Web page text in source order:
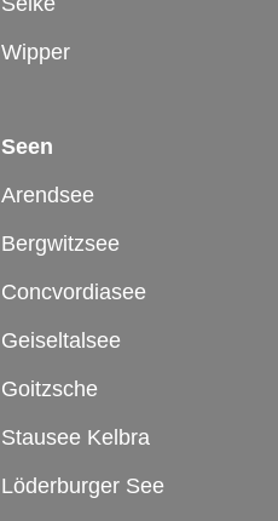
Wipper
Seen
Arendsee
Bergwitzsee
Concvordiasee
Geiseltalsee
Goitzsche
Stausee Kelbra
Löderburger See